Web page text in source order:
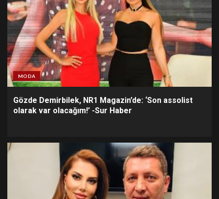
MODA
Gözde Demirbilek, NR1 Magazin’de: ‘Son assolist
olarak var olacağım!’ -Sur Haber